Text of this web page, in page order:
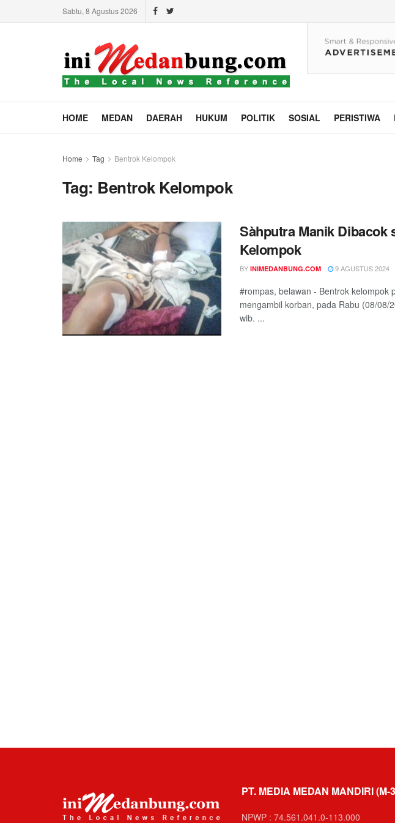
Sabtu, 8 Agustus 2026
HOME MEDAN DAERAH HUKUM POLITIK SOSIAL PERISTIWA
Home Tag Bentrok Kelompok
Tag: Bentrok Kelompok
Sàhputra Manik Dibacok
Kelompok
BY INIMEDANBUNG.COM 9 AGUSTUS 2024
#rompas, belawan - Bentrok kelompok
mengambil korban, pada Rabu (08/08/
wib. ...
PT. MEDIA MEDAN MANDIRI (M-
NPWP : 74.561.041.0-113.000